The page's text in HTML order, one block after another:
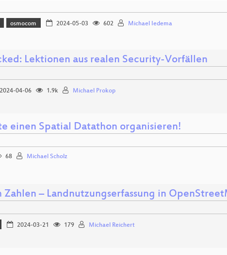
osmocom 2024-05-03 602 Michael Iedema
Lektionen aus realen Security-Vorfällen
2024-04-06 1.9k Michael Prokop
einen Spatial Datathon organisieren!
68 Michael Scholz
Zahlen – Landnutzungserfassung in
2024-03-21 179 Michael Reichert